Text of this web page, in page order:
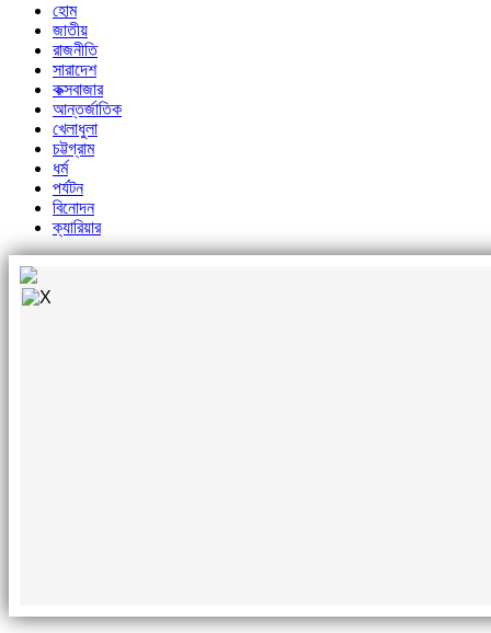
হোম
জাতীয়
রাজনীতি
সারাদেশ
কক্সবাজার
আন্তর্জাতিক
খেলাধুলা
চট্টগ্রাম
ধর্ম
পর্যটন
বিনোদন
ক্যারিয়ার